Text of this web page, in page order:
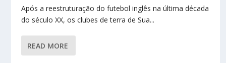
Após a reestruturação do futebol inglês na última década
do século XX, os clubes de terra de Sua...
READ MORE